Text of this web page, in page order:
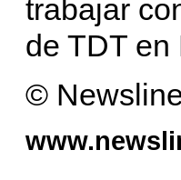
trabajar
de TDT
©